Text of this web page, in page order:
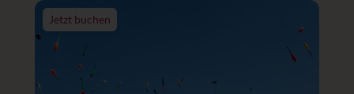
Jetzt buchen